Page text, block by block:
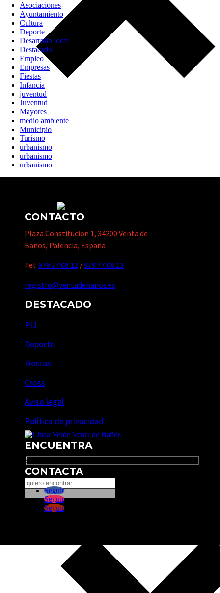
Asociaciones
Ayuntamiento
Cultura
Deporte
Desarrollo local
Destacado
Empleo
Empresas
Fiestas
Infancia
juventud
Juventud
Mayores
medio ambiente
Municipio
Turismo
urbanismo
urbanismo
urbanismo
CONTACTO
Plaza Constitución 1, 34200 Venta de
Baños, Palencia, España
Tel: 979 77 08 12 /979 77 08 13
registro@ventadebanos.es
DESTACADO
PIJ
Deporte
Fiestas
Cross
Aviso legal
Política de privacidad
ENCUENTRA
Search
CONTACTA
Seguir
Seguir
Seguir